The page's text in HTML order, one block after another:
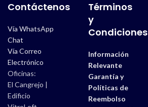
Contáctenos
Vía WhatsApp
Chat
Vía Correo
Electrónico
Oficinas:
El Cangrejo |
Edificio
Términos
y
Condiciones
Información
Relevante
Garantía y
Políticas de
Reembolso